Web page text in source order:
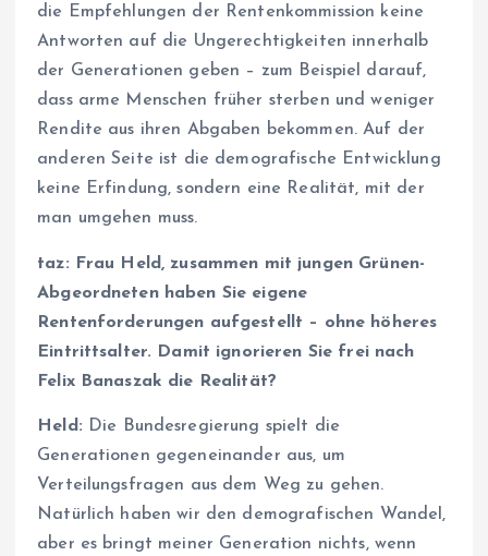
die Empfehlungen der Rentenkommission keine
Antworten auf die Ungerechtigkeiten innerhalb
der Generationen geben – zum Beispiel darauf,
dass arme Menschen früher sterben und weniger
Rendite aus ihren Abgaben bekommen. Auf der
anderen Seite ist die demografische Entwicklung
keine Erfindung, sondern eine Realität, mit der
man umgehen muss.
taz: Frau Held, zusammen mit jungen Grünen-
Abgeordneten haben Sie eigene
Rentenforderungen aufgestellt – ohne höheres
Eintrittsalter. Damit ignorieren Sie frei nach
Felix Banaszak die Realität?
Held: Die Bundesregierung spielt die
Generationen gegeneinander aus, um
Verteilungsfragen aus dem Weg zu gehen.
Natürlich haben wir den demografischen Wandel,
aber es bringt meiner Generation nichts, wenn